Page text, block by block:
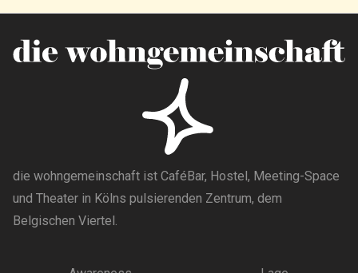
die wohngemeinschaft ist CaféBar, Hostel, Meeting-Space
und Theater in Kölns pulsierenden Zentrum, dem
Belgischen Viertel.